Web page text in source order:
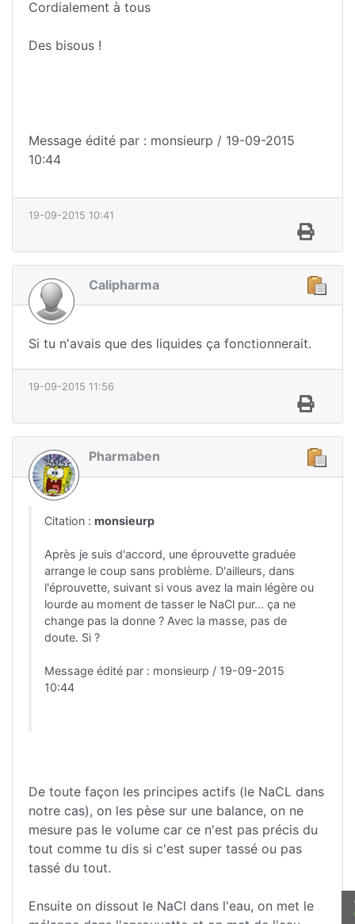
Cordialement à tous
Des bisous !
Message édité par : monsieurp / 19-09-2015
10:44
19-09-2015 10:41
Calipharma
Si tu n'avais que des liquides ça fonctionnerait.
19-09-2015 11:56
Pharmaben
Citation : monsieurp
Après je suis d'accord, une éprouvette graduée
arrange le coup sans problème. D'ailleurs, dans
l'éprouvette, suivant si vous avez la main légère ou
lourde au moment de tasser le NaCl pur... ça ne
change pas la donne ? Avec la masse, pas de
doute. Si ?
Message édité par : monsieurp / 19-09-2015
10:44
De toute façon les principes actifs (le NaCL dans
notre cas), on les pèse sur une balance, on ne
mesure pas le volume car ce n'est pas précis du
tout comme tu dis si c'est super tassé ou pas
tassé du tout.
Ensuite on dissout le NaCl dans l'eau, on met le